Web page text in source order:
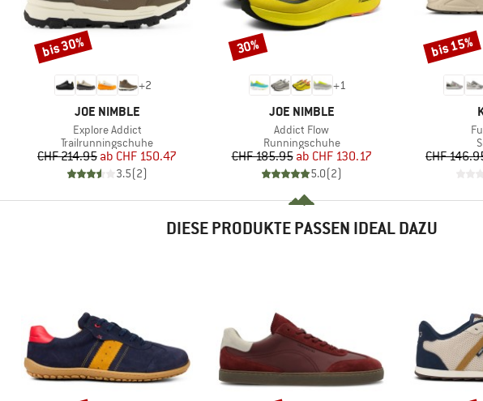
+2
MARKE
JOE NIMBLE
Artikel
Explore Addict
Produktgruppe
Trailrunningschuhe
Preis
CHF 214.95 reduzierter Preis
ab CHF 150.47
3.5(2)
Rabatt
bis 30%
+1
MARKE
JOE NIMBLE
Artikel
Addict Flow
Produktgruppe
Runningschuhe
Preis
CHF 185.95 reduzierter Preis
ab CHF 130.17
5.0(2)
Rabatt
30%
CHF
Rabatt
bis 15%
DIESE PRODUKTE PASSEN IDEAL DAZU